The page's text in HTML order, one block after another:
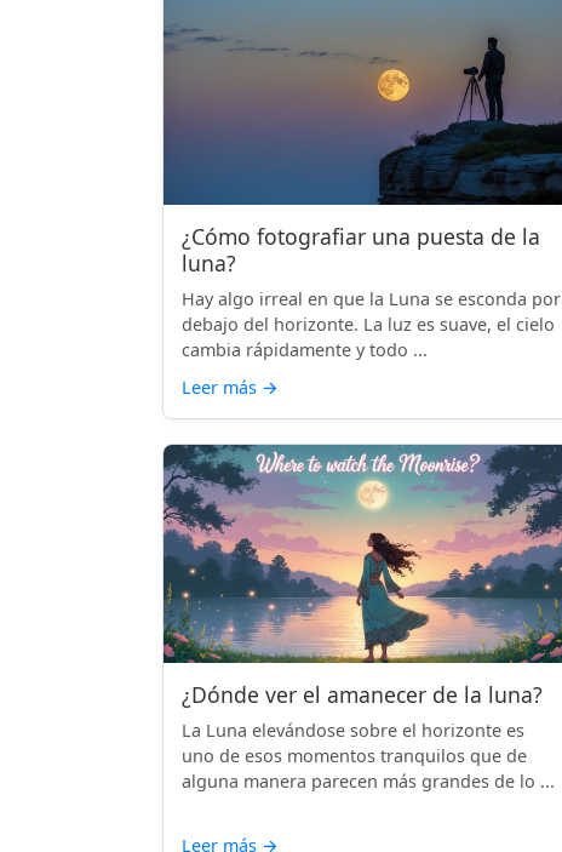
¿Cómo fotografiar una puesta de la
luna?
Hay algo irreal en que la Luna se esconda por
debajo del horizonte. La luz es suave, el cielo
cambia rápidamente y todo ...
Leer más →
¿Dónde ver el amanecer de la luna?
La Luna elevándose sobre el horizonte es
uno de esos momentos tranquilos que de
alguna manera parecen más grandes de lo ...
Leer más →